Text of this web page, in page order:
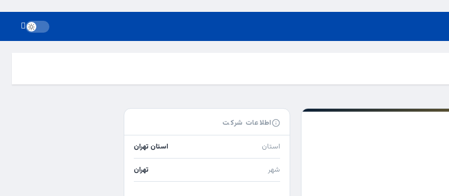
اطلاعات شرکت
استان استان تهران
شهر تهران